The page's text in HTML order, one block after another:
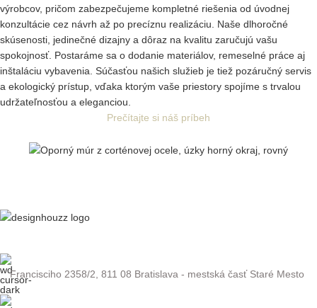
výrobcov, pričom zabezpečujeme kompletné riešenia od úvodnej
konzultácie cez návrh až po precíznu realizáciu. Naše dlhoročné
skúsenosti, jedinečné dizajny a dôraz na kvalitu zaručujú vašu
spokojnosť. Postaráme sa o dodanie materiálov, remeselné práce aj
inštaláciu vybavenia. Súčasťou našich služieb je tiež pozáručný servis
a ekologický prístup, vďaka ktorým vaše priestory spojíme s trvalou
udržateľnosťou a eleganciou.
Prečítajte si náš príbeh
Francisciho 2358/2, 811 08 Bratislava - mestská časť Staré Mesto